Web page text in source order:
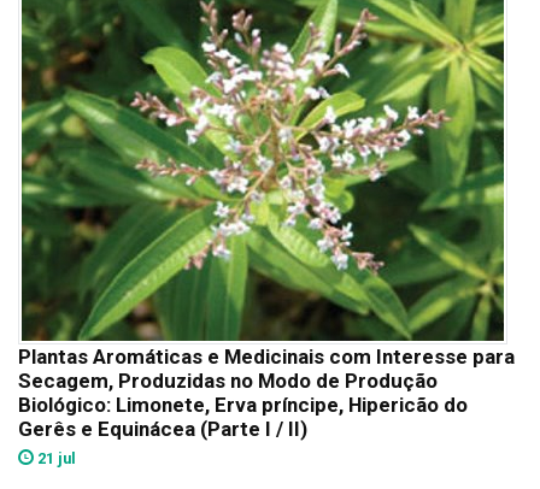
Plantas Aromáticas e Medicinais com Interesse para
Secagem, Produzidas no Modo de Produção
Biológico: Limonete, Erva príncipe, Hipericão do
Gerês e Equinácea (Parte I / II)
21 jul